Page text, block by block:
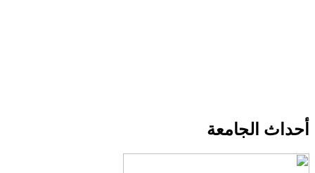
أحداث الجامعة